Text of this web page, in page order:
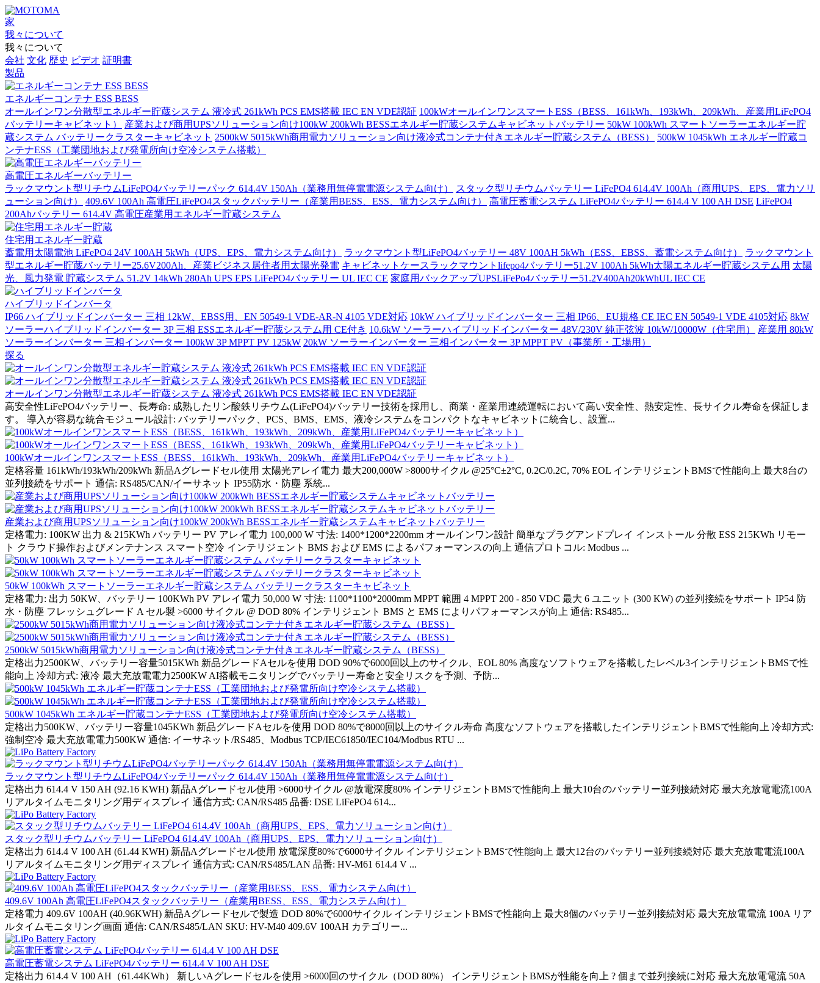
家
我々について
我々について
会社 文化 歴史 ビデオ 証明書
製品
エネルギーコンテナ ESS BESS
オールインワン分散型エネルギー貯蔵システム 液冷式 261kWh PCS EMS搭載 IEC EN VDE認証 100kWオールインワンスマートESS（BESS、161kWh、193kWh、209kWh、産業用LiFePO4
バッテリーキャビネット）
産業および商用UPSソリューション向け100kW 200kWh BESSエネルギー貯蔵システムキャビネットバッテリー 50kW 100kWh スマートソーラーエネルギー貯
蔵システム バッテリークラスターキャビネット 2500kW 5015kWh商用電力ソリューション向け液冷式コンテナ付きエネルギー貯蔵システム（BESS）
500kW 1045kWh エネルギー貯蔵コ
ンテナESS（工業団地および発電所向け空冷システム搭載）
高電圧エネルギーバッテリー
ラックマウント型リチウムLiFePO4バッテリーパック 614.4V 150Ah（業務用無停電電源システム向け）
スタック型リチウムバッテリー LiFePO4 614.4V 100Ah（商用UPS、EPS、電力ソリ
ューション向け）
409.6V 100Ah 高電圧LiFePO4スタックバッテリー（産業用BESS、ESS、電力システム向け） 高電圧蓄電システム LiFePO4バッテリー 614.4 V 100 AH DSE LiFePO4
200Ahバッテリー 614.4V 高電圧産業用エネルギー貯蔵システム
住宅用エネルギー貯蔵
蓄電用太陽電池 LiFePO4 24V 100AH 5kWh（UPS、EPS、電力システム向け）
ラックマウント型LiFePO4バッテリー 48V 100AH 5kWh（ESS、EBSS、蓄電システム向け）
ラックマウント
型エネルギー貯蔵バッテリー25.6V200Ah、産業ビジネス居住者用太陽光発電 キャビネットケースラックマウントlifepo4バッテリー51.2V 100Ah 5kWh太陽エネルギー貯蔵システム用 太陽
光、風力発電 貯蔵システム 51.2V 14kWh 280Ah UPS EPS LiFePO4バッテリー UL IEC CE 家庭用バックアップUPSLiFePo4バッテリー51.2V400Ah20kWhUL IEC CE
ハイブリッドインバータ
IP66 ハイブリッドインバーター 三相 12kW、EBSS用、EN 50549-1 VDE-AR-N 4105 VDE対応 10kW ハイブリッドインバーター 三相 IP66、EU規格 CE IEC EN 50549-1 VDE 4105対応 8kW
ソーラーハイブリッドインバーター 3P 三相 ESSエネルギー貯蔵システム用 CE付き 10.6kW ソーラーハイブリッドインバーター 48V/230V 純正弦波 10kW/10000W（住宅用）
産業用 80kW
ソーラーインバーター 三相インバーター 100kW 3P MPPT PV 125kW 20kW ソーラーインバーター 三相インバーター 3P MPPT PV（事業所・工場用）
探る
オールインワン分散型エネルギー貯蔵システム 液冷式 261kWh PCS EMS搭載 IEC EN VDE認証
高安全性LiFePO4バッテリー、長寿命: 成熟したリン酸鉄リチウム(LiFePO4)バッテリー技術を採用し、商業・産業用連続運転において高い安全性、熱安定性、長サイクル寿命を保証しま
す。 導入が容易な統合モジュール設計: バッテリーパック、PCS、BMS、EMS、液冷システムをコンパクトなキャビネットに統合し、設置...
100kWオールインワンスマートESS（BESS、161kWh、193kWh、209kWh、産業用LiFePO4バッテリーキャビネット）
定格容量 161kWh/193kWh/209kWh 新品Aグレードセル使用 太陽光アレイ電力 最大200,000W >8000サイクル @25°C±2°C, 0.2C/0.2C, 70% EOL インテリジェントBMSで性能向上 最大8台の
並列接続をサポート 通信: RS485/CAN/イーサネット IP55防水・防塵 系統...
産業および商用UPSソリューション向け100kW 200kWh BESSエネルギー貯蔵システムキャビネットバッテリー
定格電力: 100KW 出力 & 215KWh バッテリー PV アレイ電力 100,000 W 寸法: 1400*1200*2200mm オールインワン設計 簡単なプラグアンドプレイ インストール 分散 ESS 215KWh リモー
ト クラウド操作およびメンテナンス スマート空冷 インテリジェント BMS および EMS によるパフォーマンスの向上 通信プロトコル: Modbus ...
50kW 100kWh スマートソーラーエネルギー貯蔵システム バッテリークラスターキャビネット
定格電力: 出力 50KW、バッテリー 100KWh PV アレイ電力 50,000 W 寸法: 1100*1100*2000mm MPPT 範囲 4 MPPT 200 - 850 VDC 最大 6 ユニット (300 KW) の並列接続をサポート IP54 防
水・防塵 フレッシュグレード A セル製 >6000 サイクル @ DOD 80% インテリジェント BMS と EMS によりパフォーマンスが向上 通信: RS485...
2500kW 5015kWh商用電力ソリューション向け液冷式コンテナ付きエネルギー貯蔵システム（BESS）
定格出力2500KW、バッテリー容量5015KWh 新品グレードAセルを使用 DOD 90%で6000回以上のサイクル、EOL 80% 高度なソフトウェアを搭載したレベル3インテリジェントBMSで性
能向上 冷却方式: 液冷 最大充放電電力2500KW AI搭載モニタリングでバッテリー寿命と安全リスクを予測、予防...
500kW 1045kWh エネルギー貯蔵コンテナESS（工業団地および発電所向け空冷システム搭載）
定格出力500KW、バッテリー容量1045KWh 新品グレードAセルを使用 DOD 80%で8000回以上のサイクル寿命 高度なソフトウェアを搭載したインテリジェントBMSで性能向上 冷却方式:
強制空冷 最大充放電電力500KW 通信: イーサネット/RS485、Modbus TCP/IEC61850/IEC104/Modbus RTU ...
ラックマウント型リチウムLiFePO4バッテリーパック 614.4V 150Ah（業務用無停電電源システム向け）
定格出力 614.4 V 150 AH (92.16 KWH) 新品Aグレードセル使用 >6000サイクル @放電深度80% インテリジェントBMSで性能向上 最大10台のバッテリー並列接続対応 最大充放電電流100A
リアルタイムモニタリング用ディスプレイ 通信方式: CAN/RS485 品番: DSE LiFePO4 614...
スタック型リチウムバッテリー LiFePO4 614.4V 100Ah（商用UPS、EPS、電力ソリューション向け）
定格出力 614.4 V 100 AH (61.44 KWH) 新品Aグレードセル使用 放電深度80%で6000サイクル インテリジェントBMSで性能向上 最大12台のバッテリー並列接続対応 最大充放電電流100A
リアルタイムモニタリング用ディスプレイ 通信方式: CAN/RS485/LAN 品番: HV-M61 614.4 V ...
409.6V 100Ah 高電圧LiFePO4スタックバッテリー（産業用BESS、ESS、電力システム向け）
定格電力 409.6V 100AH (40.96KWH) 新品Aグレードセルで製造 DOD 80%で6000サイクル インテリジェントBMSで性能向上 最大8個のバッテリー並列接続対応 最大充放電電流 100A リア
ルタイムモニタリング画面 通信: CAN/RS485/LAN SKU: HV-M40 409.6V 100AH カテゴリー...
高電圧蓄電システム LiFePO4バッテリー 614.4 V 100 AH DSE
定格出力 614.4 V 100 AH（61.44KWh） 新しいAグレードセルを使用 >6000回のサイクル（DOD 80%） インテリジェントBMSが性能を向上 ? 個まで並列接続に対応 最大充放電電流 50A